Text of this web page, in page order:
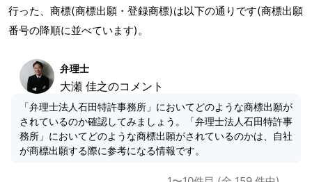
行った、商標(商標出願・登録商標)は以下の通りです(商標出願
番号の降順に並べています)。
弁理士
大瀬 佳之のコメント
「弁理士法人石田特許事務所」においてどのような商標出願が
されているのか確認してみましょう。「弁理士法人石田特許事
務所」においてどのような商標出願がされているのかは、自社
が商標出願する際に参考になる情報です。